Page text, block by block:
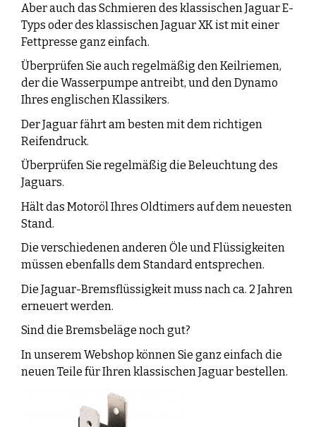
Aber auch das Schmieren des klassischen Jaguar E-
Typs oder des klassischen Jaguar XK ist mit einer
Fettpresse ganz einfach.
Überprüfen Sie auch regelmäßig den Keilriemen,
der die Wasserpumpe antreibt, und den Dynamo
Ihres englischen Klassikers.
Der Jaguar fährt am besten mit dem richtigen
Reifendruck.
Überprüfen Sie regelmäßig die Beleuchtung des
Jaguars.
Hält das Motoröl Ihres Oldtimers auf dem neuesten
Stand.
Die verschiedenen anderen Öle und Flüssigkeiten
müssen ebenfalls dem Standard entsprechen.
Die Jaguar-Bremsflüssigkeit muss nach ca. 2 Jahren
erneuert werden.
Sind die Bremsbeläge noch gut?
In unserem Webshop können Sie ganz einfach die
neuen Teile für Ihren klassischen Jaguar bestellen.